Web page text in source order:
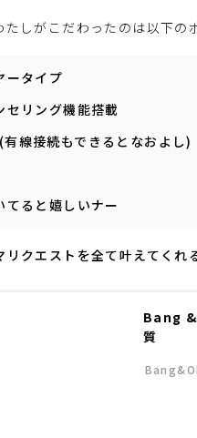
しがこだわったのは以下の
ータイプ
セリング機能搭載
線接続もできるとなおよし)
てると嬉しいナー
リクエストを全て叶えてくれ
Bang
質